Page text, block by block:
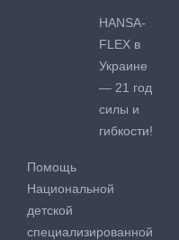
HANSA-
FLEX в
Украине
— 21 год
силы и
гибкости!
Помощь
Национальной
детской
специализированной